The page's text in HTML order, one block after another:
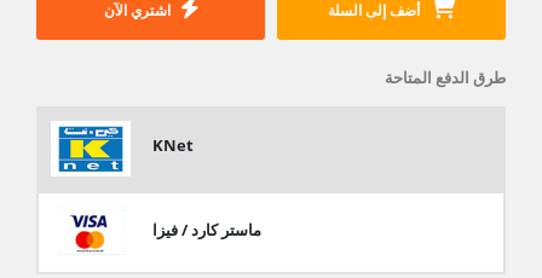
أضف إلى السلة اشتري الآن
طرق الدفع المتاحة
KNet
ماستر كارد / فيزا